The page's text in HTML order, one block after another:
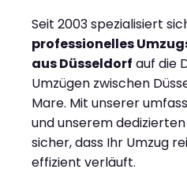
Seit 2003 spezialisiert
professionelles
aus Düsseldorf auf die
Umzügen zwischen
Mare. Mit unserer
und unserem
sicher, dass Ihr Umzug
effizient verläuft.